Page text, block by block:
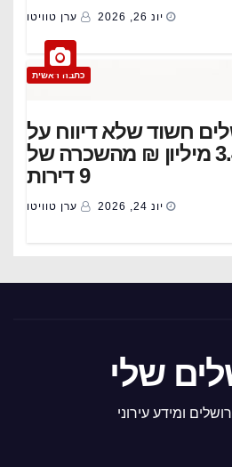
יונ 26, 2026 ערן טוויטו
כתבה ראשית
חשוד שלא דיווח על
הכנסות של כ-3.4 מיליון ₪ מהשכרה של
9 דירות
יונ 24, 2026 ערן טוויטו
שלי
ומידע עירוני